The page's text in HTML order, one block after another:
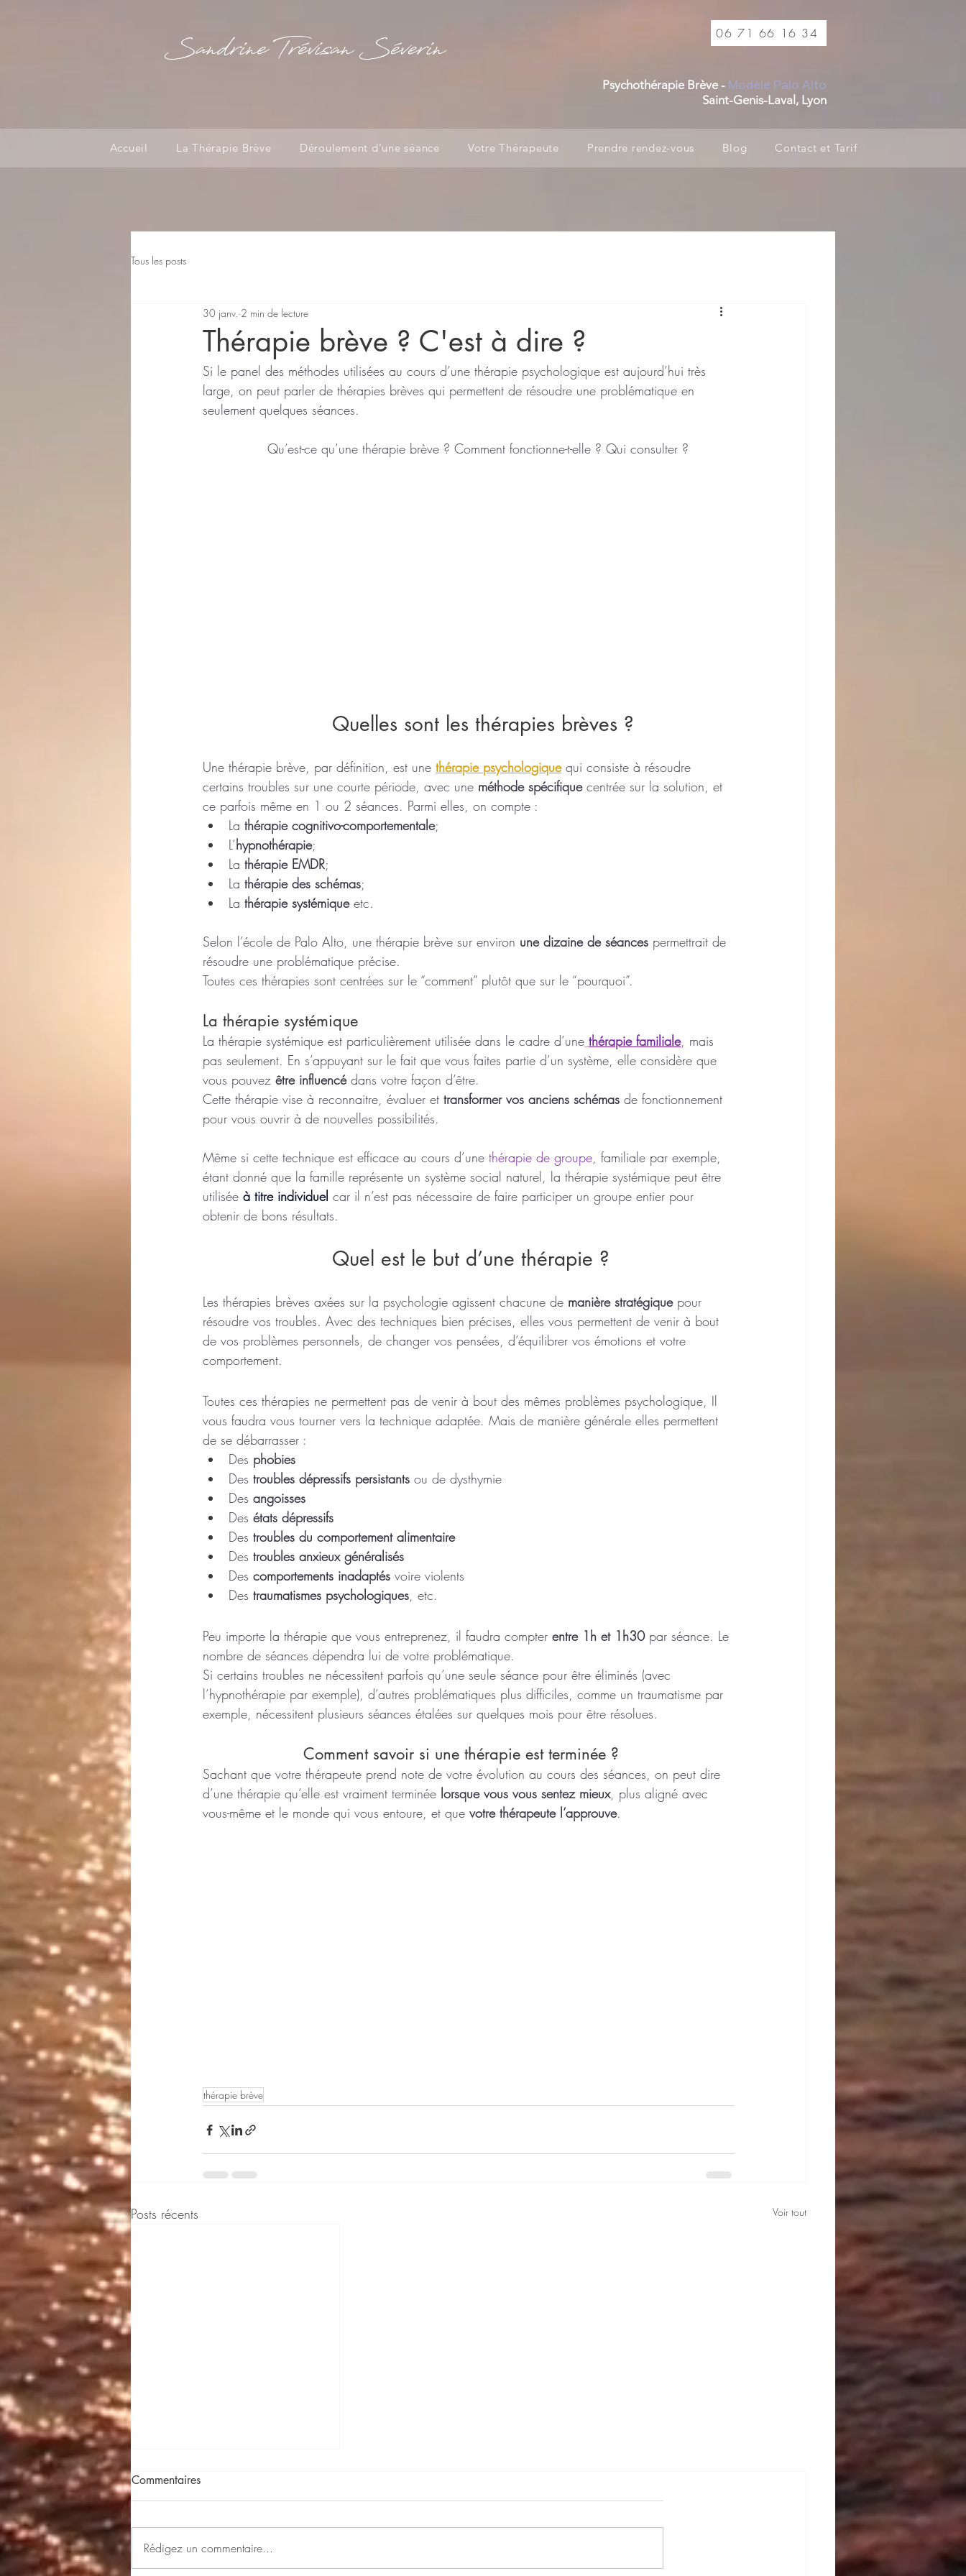
Sandrine Trévisan Séverin 06 71 66 16 34
Psychothérapie Brève - Modèle Palo Alto
Saint-Genis-Laval, Lyon
Accueil La Thérapie Brève Déroulement d'une séance Votre Thérapeute Prendre rendez-vous Blog Contact et Tarif
Tous les posts
Thérapie brève ? C'est à dire ?
30 janv. 2 min de lecture
Si le panel des méthodes utilisées au cours d’une thérapie psychologique est aujourd’hui très
large, on peut parler de thérapies brèves qui permettent de résoudre une problématique en
seulement quelques séances.
               Qu’est-ce qu’une thérapie brève ? Comment fonctionne-t-elle ? Qui consulter ?
                    Quelles sont les thérapies brèves ?
Une thérapie brève, par définition, est une thérapie psychologique qui consiste à résoudre
certains troubles sur une courte période, avec une méthode spécifique centrée sur la solution, et
ce parfois même en 1 ou 2 séances. Parmi elles, on compte :
La thérapie cognitivo-comportementale;
L’hypnothérapie;
La thérapie EMDR;
La thérapie des schémas;
La thérapie systémique etc.
Selon l’école de Palo Alto, une thérapie brève sur environ une dizaine de séances permettrait de
résoudre une problématique précise.
Toutes ces thérapies sont centrées sur le “comment” plutôt que sur le “pourquoi”.
La thérapie systémique
La thérapie systémique est particulièrement utilisée dans le cadre d’une thérapie familiale, mais
pas seulement. En s’appuyant sur le fait que vous faites partie d’un système, elle considère que
vous pouvez être influencé dans votre façon d’être.
Cette thérapie vise à reconnaitre, évaluer et transformer vos anciens schémas de fonctionnement
pour vous ouvrir à de nouvelles possibilités.
Même si cette technique est efficace au cours d’une thérapie de groupe, familiale par exemple,
étant donné que la famille représente un système social naturel, la thérapie systémique peut être
utilisée à titre individuel car il n’est pas nécessaire de faire participer un groupe entier pour
obtenir de bons résultats.
                    Quel est le but d’une thérapie ?
Les thérapies brèves axées sur la psychologie agissent chacune de manière stratégique pour
résoudre vos troubles. Avec des techniques bien précises, elles vous permettent de venir à bout
de vos problèmes personnels, de changer vos pensées, d’équilibrer vos émotions et votre
comportement.
Toutes ces thérapies ne permettent pas de venir à bout des mêmes problèmes psychologique, Il
vous faudra vous tourner vers la technique adaptée. Mais de manière générale elles permettent
de se débarrasser :
Des phobies
Des troubles dépressifs persistants ou de dysthymie
Des angoisses
Des états dépressifs
Des troubles du comportement alimentaire
Des troubles anxieux généralisés
Des comportements inadaptés voire violents
Des traumatismes psychologiques, etc.
Peu importe la thérapie que vous entreprenez, il faudra compter entre 1h et 1h30 par séance. Le
nombre de séances dépendra lui de votre problématique.
Si certains troubles ne nécessitent parfois qu’une seule séance pour être éliminés (avec
l’hypnothérapie par exemple), d’autres problématiques plus difficiles, comme un traumatisme par
exemple, nécessitent plusieurs séances étalées sur quelques mois pour être résolues.
                    Comment savoir si une thérapie est terminée ?
Sachant que votre thérapeute prend note de votre évolution au cours des séances, on peut dire
d’une thérapie qu’elle est vraiment terminée lorsque vous vous sentez mieux, plus aligné avec
vous-même et le monde qui vous entoure, et que votre thérapeute l’approuve.
thérapie brève
Posts récents Voir tout
Bienvenue !
Commentaires
Rédigez un commentaire...